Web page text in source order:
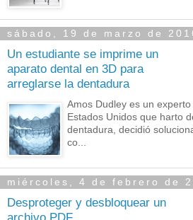
sábado, 19 de marzo de
Un estudiante se imprime un
aparato dental en 3D para
arreglarse la dentadura
Amos Dudley es un
Estados Unidos que harto
dentadura, decidió
co...
miércoles, 4 de febrero de
Desproteger y desbloquear un